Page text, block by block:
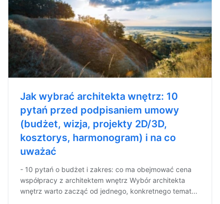
Jak wybrać architekta wnętrz: 10
pytań przed podpisaniem umowy
(budżet, wizja, projekty 2D/3D,
kosztorys, harmonogram) i na co
uważać
- 10 pytań o budżet i zakres: co ma obejmować cena
współpracy z architektem wnętrz Wybór architekta
wnętrz warto zacząć od jednego, konkretnego temat...